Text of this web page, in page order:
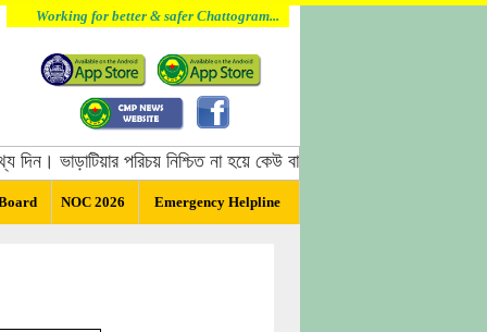
Working for better & safer Chattogram...
পরিচয় নিশ্চিত না হয়ে কেউ বাসা ভাড়া দিবেন না, বাসা ভাড়া
NOC 2026 Emergency Helpline